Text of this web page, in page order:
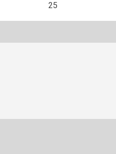
25